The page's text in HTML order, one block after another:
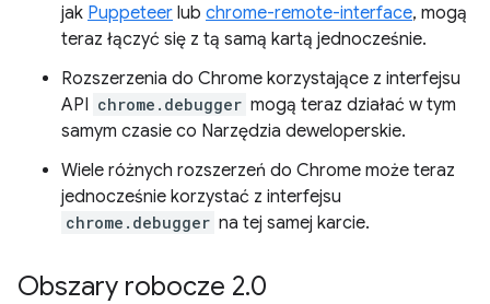
jak Puppeteer lub chrome-remote-interface, mogą
teraz łączyć się z tą samą kartą jednocześnie.
Rozszerzenia do Chrome korzystające z interfejsu
API chrome.debugger mogą teraz działać w tym
samym czasie co Narzędzia deweloperskie.
Wiele różnych rozszerzeń do Chrome może teraz
jednocześnie korzystać z interfejsu
chrome.debugger na tej samej karcie.
Obszary robocze 2.0